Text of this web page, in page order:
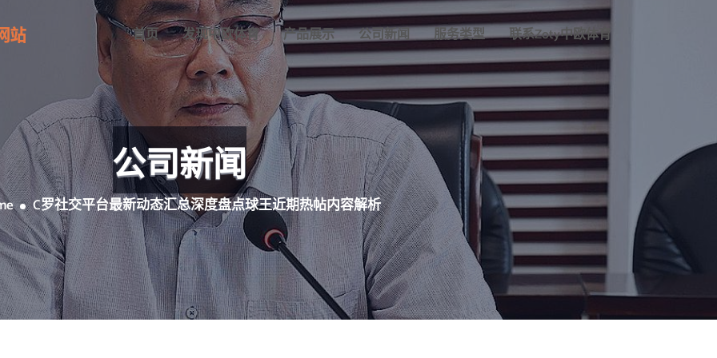
首页 发现中欧体育 产品展示 公司新闻 服务类型 联系zoty中欧体育
公司新闻
C罗社交平台最新动态汇总深度盘点球王近期热帖内容解析